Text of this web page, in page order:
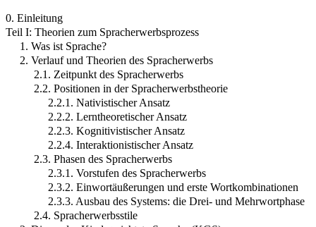
0. Einleitung
Teil I: Theorien zum Spracherwerbsprozess
1. Was ist Sprache?
2. Verlauf und Theorien des Spracherwerbs
2.1. Zeitpunkt des Spracherwerbs
2.2. Positionen in der Spracherwerbstheorie
2.2.1. Nativistischer Ansatz
2.2.2. Lerntheoretischer Ansatz
2.2.3. Kognitivistischer Ansatz
2.2.4. Interaktionistischer Ansatz
2.3. Phasen des Spracherwerbs
2.3.1. Vorstufen des Spracherwerbs
2.3.2. Einwortäußerungen und erste Wortkombinationen
2.3.3. Ausbau des Systems: die Drei- und Mehrwortphase
2.4. Spracherwerbsstile